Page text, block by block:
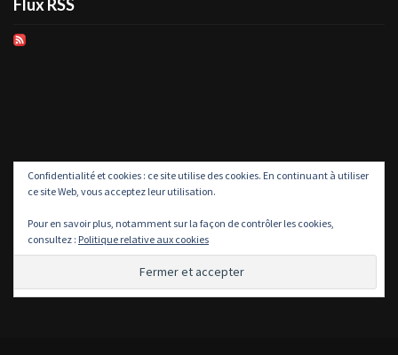
Flux RSS
Confidentialité et cookies : ce site utilise des cookies. En continuant à utiliser
ce site Web, vous acceptez leur utilisation.
Pour en savoir plus, notamment sur la façon de contrôler les cookies,
consultez : Politique relative aux cookies